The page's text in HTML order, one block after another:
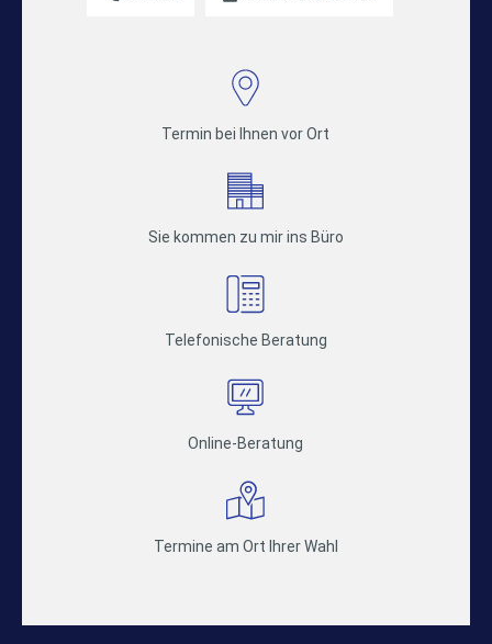
Termin bei Ihnen vor Ort
Sie kommen zu mir ins Büro
Telefonische Beratung
Online-Beratung
Termine am Ort Ihrer Wahl